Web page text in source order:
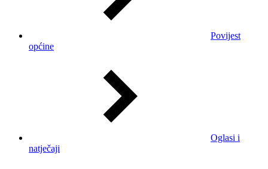
Povijest
općine
Oglasi i
natječaji